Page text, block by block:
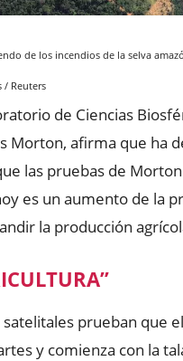
de los incendios de la selva
/ Reuters
de Ciencias
Morton, afirma que ha
las pruebas de Morton
es un aumento de la
la producción
prueban que
y comienza con la